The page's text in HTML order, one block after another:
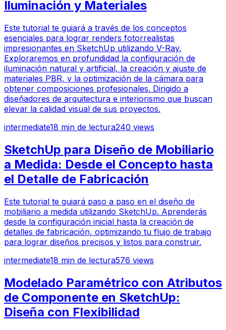
Iluminación y Materiales
Este tutorial te guiará a través de los conceptos
esenciales para lograr renders fotorrealistas
impresionantes en SketchUp utilizando V-Ray.
Exploraremos en profundidad la configuración de
iluminación natural y artificial, la creación y ajuste de
materiales PBR, y la optimización de la cámara para
obtener composiciones profesionales. Dirigido a
diseñadores de arquitectura e interiorismo que buscan
elevar la calidad visual de sus proyectos.
intermediate18 min de lectura240 views
SketchUp para Diseño de Mobiliario
a Medida: Desde el Concepto hasta
el Detalle de Fabricación
Este tutorial te guiará paso a paso en el diseño de
mobiliario a medida utilizando SketchUp. Aprenderás
desde la configuración inicial hasta la creación de
detalles de fabricación, optimizando tu flujo de trabajo
para lograr diseños precisos y listos para construir.
intermediate18 min de lectura576 views
Modelado Paramétrico con Atributos
de Componente en SketchUp:
Diseña con Flexibilidad